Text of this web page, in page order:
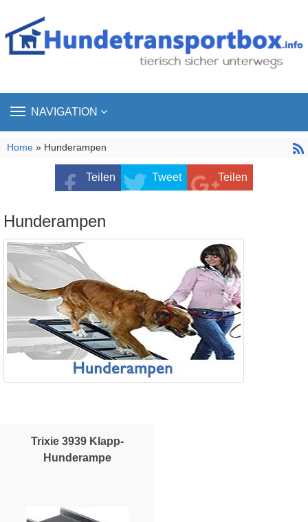
TOGGLE
NAVIGATION
Home » Hunderampen
Teilen Tweet Teilen
Hunderampen
Trixie 3939 Klapp-
Hunderampe